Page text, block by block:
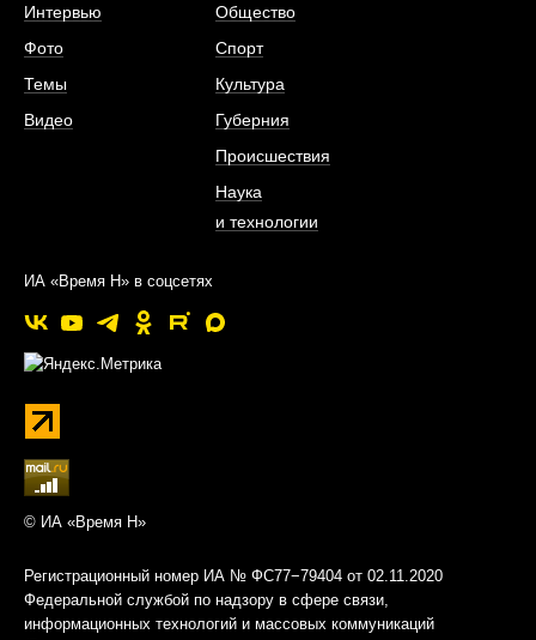
Интервью
Фото
Темы
Видео
Общество
Спорт
Культура
Губерния
Происшествия
Наука
и технологии
ИА «Время Н» в соцсетях
© ИА «Время Н»
Регистрационный номер ИА № ФС77−79404 от 02.11.2020
Федеральной службой по надзору в сфере связи,
информационных технологий и массовых коммуникаций